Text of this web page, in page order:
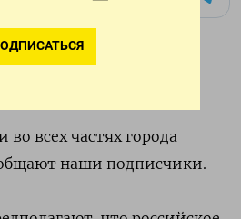
всех частях города
наши подписчики.